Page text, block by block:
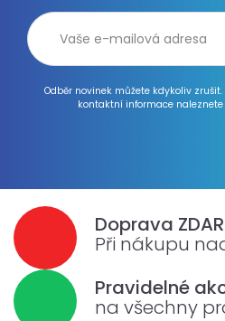
Odběr novinek můžete kdykoliv
kontaktní informace
Doprava
Při nákupu
Pravidelné
na všechny